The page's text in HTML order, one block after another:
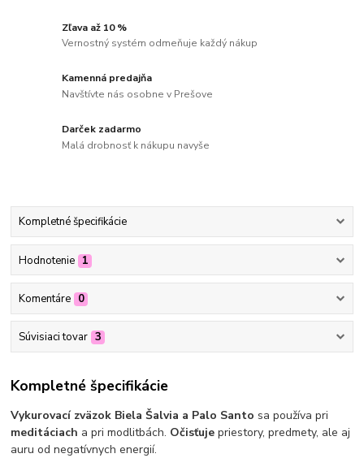
Zľava až 10 %
Vernostný systém odmeňuje každý nákup
Kamenná predajňa
Navštívte nás osobne v Prešove
Darček zadarmo
Malá drobnosť k nákupu navyše
Kompletné špecifikácie
Hodnotenie 1
Komentáre 0
Súvisiaci tovar 3
Kompletné špecifikácie
Vykurovací zväzok Biela Šalvia a Palo Santo sa používa pri
meditáciach a pri modlitbách. Očisťuje priestory, predmety, ale aj
auru od negatívnych energií.